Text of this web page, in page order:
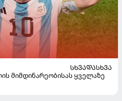
ᲡᲮᲕᲐᲓᲐᲡᲮᲕᲐ
მიმდინარეობისას ყველაზე